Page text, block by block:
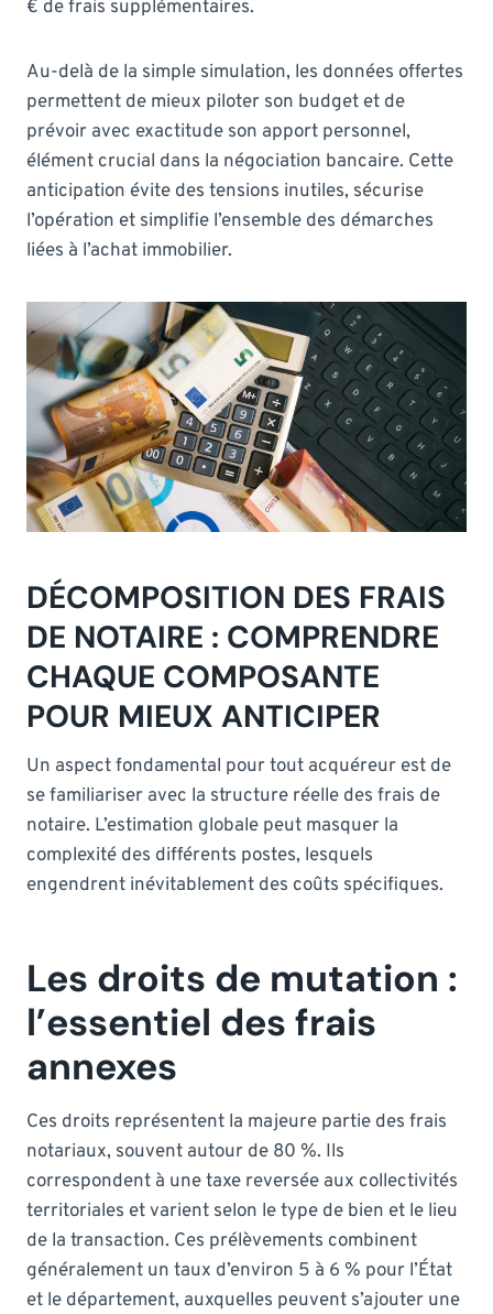
€ de frais supplémentaires.
Au-delà de la simple simulation, les données offertes
permettent de mieux piloter son budget et de
prévoir avec exactitude son apport personnel,
élément crucial dans la négociation bancaire. Cette
anticipation évite des tensions inutiles, sécurise
l’opération et simplifie l’ensemble des démarches
liées à l’achat immobilier.
DÉCOMPOSITION DES FRAIS
DE NOTAIRE : COMPRENDRE
CHAQUE COMPOSANTE
POUR MIEUX ANTICIPER
Un aspect fondamental pour tout acquéreur est de
se familiariser avec la structure réelle des frais de
notaire. L’estimation globale peut masquer la
complexité des différents postes, lesquels
engendrent inévitablement des coûts spécifiques.
Les droits de mutation :
l’essentiel des frais
annexes
Ces droits représentent la majeure partie des frais
notariaux, souvent autour de 80 %. Ils
correspondent à une taxe reversée aux collectivités
territoriales et varient selon le type de bien et le lieu
de la transaction. Ces prélèvements combinent
généralement un taux d’environ 5 à 6 % pour l’État
et le département, auxquelles peuvent s’ajouter une